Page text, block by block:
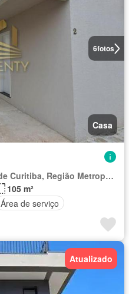
6fotos
Casa
Região Geográfica Imediata de Curitiba, Região Metropolitana de Curitiba
105 m²
Área de serviço
Atualizado